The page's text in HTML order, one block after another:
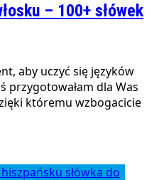
– 100+ słówek
aby uczyć się języków
przygotowałam dla Was
któremu wzbogacicie